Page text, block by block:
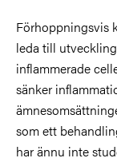
Förhoppningsvis
leda till
inflammerade
sänker
som ett
har ännu inte